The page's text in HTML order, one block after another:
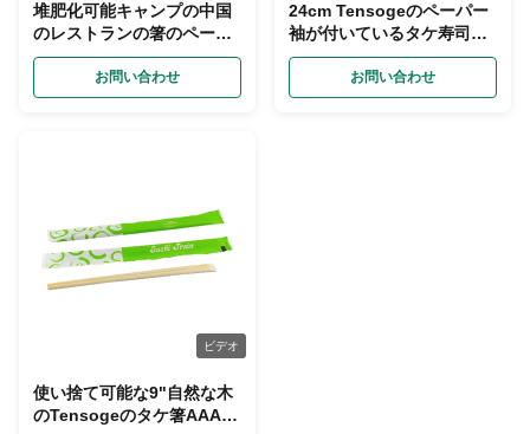
堆肥化可能キャンプの中国
のレストランの箸のペーパ
ー パッキング
お問い合わせ
24cm Tensogeのペーパー
袖が付いているタケ寿司の
箸
お問い合わせ
ビデオ
使い捨て可能な9"自然な木
のTensogeのタケ箸AAAの